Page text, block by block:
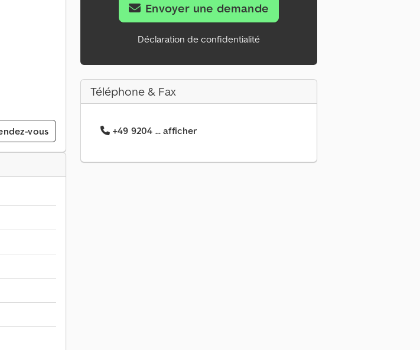
vous
Envoyer une demande
Déclaration de confidentialité
Téléphone & Fax
+49 9204 ... afficher